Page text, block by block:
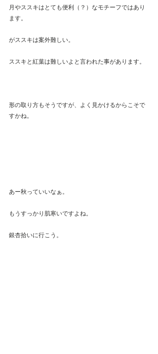
月やススキはとても便利（？）なモチーフではあり
ます。
がススキは案外難しい。
ススキと紅葉は難しいよと言われた事があります。
形の取り方もそうですが、よく見かけるからこそで
すかね。
あー秋っていいなぁ。
もうすっかり肌寒いですよね。
銀杏拾いに行こう。